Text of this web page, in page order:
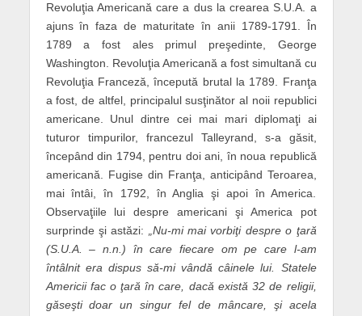
Revoluţia Americană care a dus la crearea S.U.A. a
ajuns în faza de maturitate în anii 1789-1791. În
1789 a fost ales primul preşedinte, George
Washington. Revoluţia Americană a fost simultană cu
Revoluţia Franceză, începută brutal la 1789. Franţa
a fost, de altfel, principalul susţinător al noii republici
americane. Unul dintre cei mai mari diplomaţi ai
tuturor timpurilor, francezul Talleyrand, s-a găsit,
începând din 1794, pentru doi ani, în noua republică
americană. Fugise din Franţa, anticipând Teroarea,
mai întâi, în 1792, în Anglia şi apoi în America.
Observaţiile lui despre americani şi America pot
surprinde şi astăzi:
„Nu-mi mai vorbiţi despre o ţară
(S.U.A. – n.n.) în care fiecare om pe care l-am
întâlnit era dispus să-mi vândă câinele lui. Statele
Americii fac o ţară în care, dacă există 32 de religii,
găseşti doar un singur fel de mâncare, şi acela